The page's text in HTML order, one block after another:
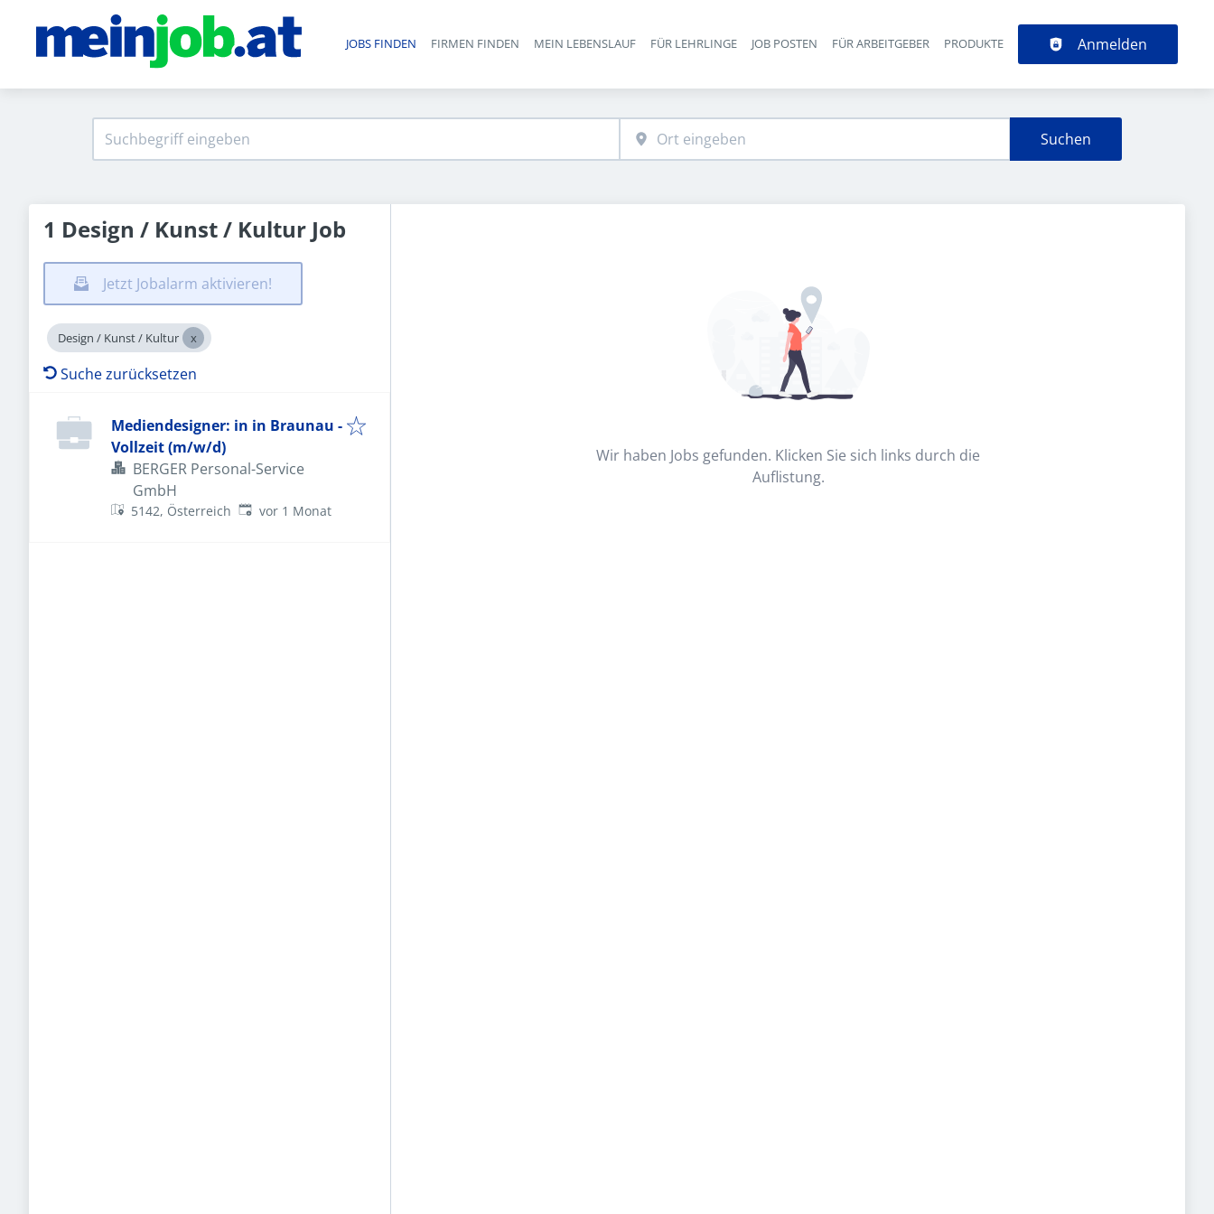
Haupt-Navigation
JOBS FINDEN FIRMEN FINDEN MEIN LEBENSLAUF FÜR LEHRLINGE JOB POSTEN FÜR ARBEITGEBER PRODUKTE Anmelden
Suchen
1 Design / Kunst / Kultur Job
Jetzt Jobalarm aktivieren!
Design / Kunst / Kultur
Suche zurücksetzen
Mediendesigner: in in Braunau -
Vollzeit (m/w/d)
BERGER Personal-Service
GmbH
5142, Österreich Veröffentlicht:
vor 1 Monat
Wir haben Jobs gefunden. Klicken Sie sich links durch die
Auflistung.